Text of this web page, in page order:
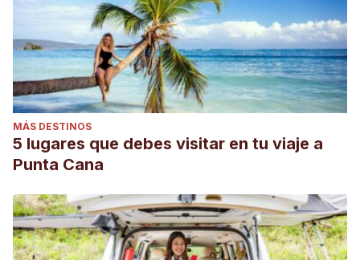
MÁS DESTINOS
5 lugares que debes visitar en tu viaje a
Punta Cana